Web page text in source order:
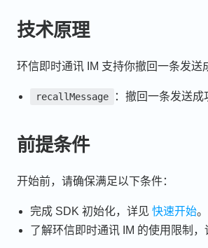
技术原理
环信即时通讯 IM 支持你撤回一条发送
recallMessage ：撤回一条发送成
前提条件
开始前，请确保满足以下条件：
完成 SDK 初始化，详见快速开始。
了解环信即时通讯 IM 的使用限制